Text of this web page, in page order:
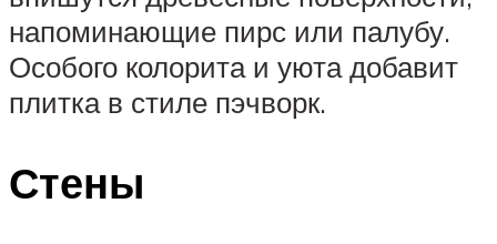
напоминающие пирс или палубу.
Особого колорита и уюта добавит
плитка в стиле пэчворк.
Стены